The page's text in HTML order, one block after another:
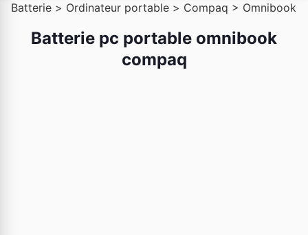
Batterie > Ordinateur portable > Compaq > Omnibook
Batterie pc portable omnibook
compaq